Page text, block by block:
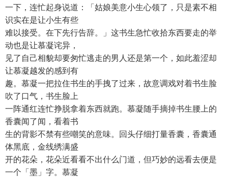
一下，连忙起身说道：「姑娘美意小生心领了，只是素不相
识实在是让小生有些
难以接受。在下先行告辞。」这书生急忙收拾东西要走的举
动也是让慕凝诧异，
见了自己相貌却要匆忙逃走的男人还是第一个，如此羞涩却
让慕凝越发的感到有
趣。慕凝一把拉住书生的手拽了过来，故意调戏对着书生脸
吹了口气，书生脸上
一阵通红连忙挣脱拿着东西就跑。慕凝随手摘掉书生腰上的
香囊闻了闻，看着书
生的背影不禁有些嘲笑的意味。回头仔细打量香囊，香囊通
体黑底，金线绣满盛
开的花朵，花朵近看看不出什么门道，但巧妙的远看去便是
一个「墨」字。慕凝